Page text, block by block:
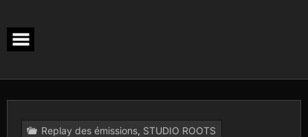
content
Replay des émissions, STUDIO ROOTS